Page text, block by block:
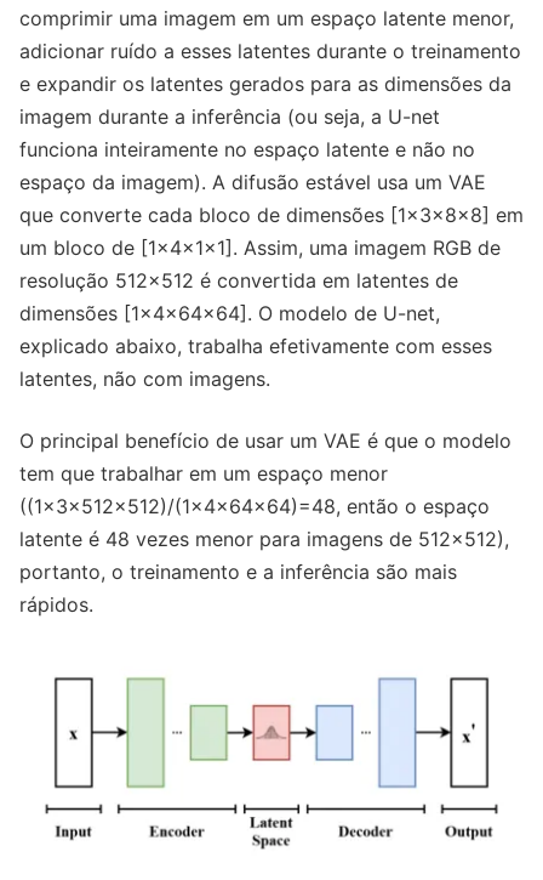
comprimir uma imagem em um espaço latente menor,
adicionar ruído a esses latentes durante o treinamento
e expandir os latentes gerados para as dimensões da
imagem durante a inferência (ou seja, a U-net
funciona inteiramente no espaço latente e não no
espaço da imagem). A difusão estável usa um VAE
que converte cada bloco de dimensões [1x3x8x8] em
um bloco de [1x4x1x1]. Assim, uma imagem RGB de
resolução 512x512 é convertida em latentes de
dimensões [1x4x64x64]. O modelo de U-net,
explicado abaixo, trabalha efetivamente com esses
latentes, não com imagens.
O principal benefício de usar um VAE é que o modelo
tem que trabalhar em um espaço menor
((1x3x512x512)/(1x4x64x64)=48, então o espaço
latente é 48 vezes menor para imagens de 512x512),
portanto, o treinamento e a inferência são mais
rápidos.